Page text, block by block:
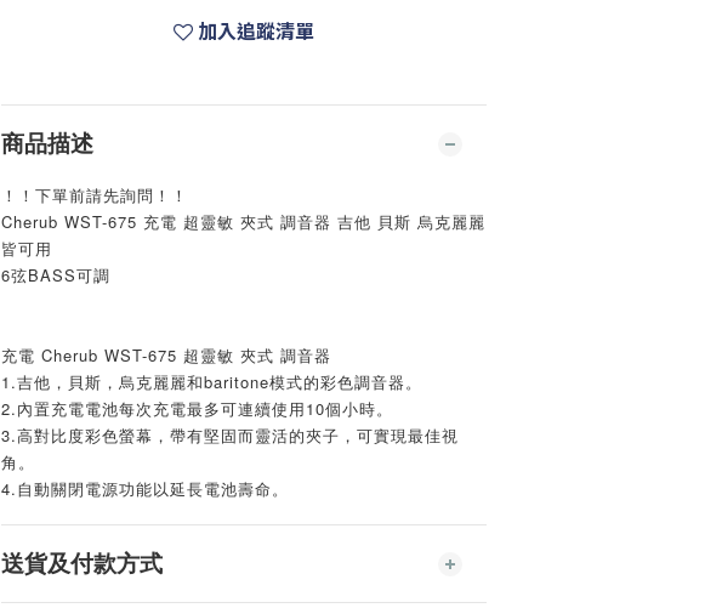
加入追蹤清單
商品描述
！！下單前請先詢問！！
Cherub WST-675 充電 超靈敏 夾式 調音器 吉他 貝斯 烏克麗麗
皆可用
6弦BASS可調
充電 Cherub WST-675 超靈敏 夾式 調音器
1.吉他，貝斯，烏克麗麗和baritone模式的彩色調音器。
2.內置充電電池每次充電最多可連續使用10個小時。
3.高對比度彩色螢幕，帶有堅固而靈活的夾子，可實現最佳視
角。
4.自動關閉電源功能以延長電池壽命。
送貨及付款方式